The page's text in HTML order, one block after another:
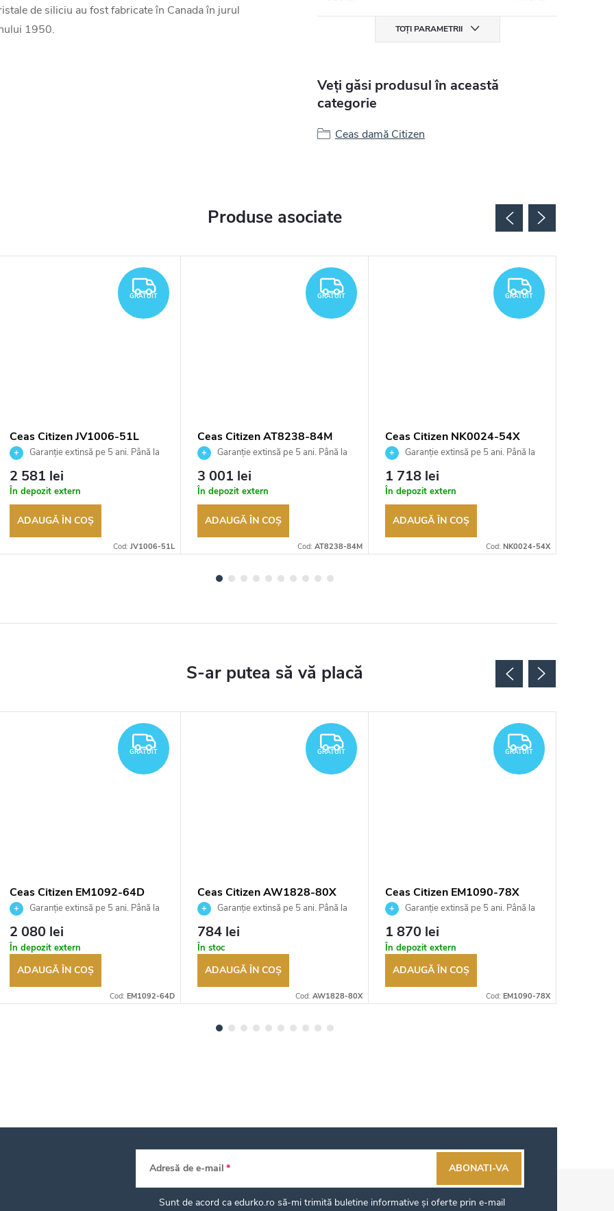
de siliciu au fost fabricate în Canada în jurul
1950.
TOȚI PARAMETRII
Veți găsi produsul în această
categorie
Ceas damă Citizen
Produse asociate
GRATUIT
GRATUIT
Ceas Citizen JV1006-51L
Garanție extinsă pe 5 ani. Până la
100 de zile pentru returnarea
bunurilor. Vânzător autorizat
2 581 lei
În depozit extern
ADAUGĂ ÎN COŞ
Cod: JV1006-51L
GRATUIT
GRATUIT
Ceas Citizen AT8238-84M
Garanție extinsă pe 5 ani. Până la
100 de zile pentru returnarea
bunurilor. Vânzător autorizat
3 001 lei
În depozit extern
ADAUGĂ ÎN COŞ
Cod: AT8238-84M
GRATUIT
GRATUIT
Ceas Citizen NK0024-54X
Garanție extinsă pe 5 ani. Până la
100 de zile pentru returnarea
bunurilor. Vânzător autorizat
1 718 lei
În depozit extern
ADAUGĂ ÎN COŞ
Cod: NK0024-54X
GRATUIT
GRATUIT
Ceas Citizen EM1092-64D
Garanție extinsă pe 5 ani. Până la
100 de zile pentru returnarea
bunurilor. Vânzător autorizat
2 080 lei
În depozit extern
ADAUGĂ ÎN COŞ
Cod: EM1092-64D
GRATUIT
GRATUIT
Ceas Citizen AW1828-80X
Garanție extinsă pe 5 ani. Până la
100 de zile pentru returnarea
bunurilor. Vânzător autorizat
784 lei
În stoc
ADAUGĂ ÎN COŞ
Cod: AW1828-80X
GRATUIT
GRATUIT
Ceas Citizen EM1090-78X
Garanție extinsă pe 5 ani. Până la
100 de zile pentru returnarea
bunurilor. Vânzător autorizat
1 870 lei
În depozit extern
ADAUGĂ ÎN COŞ
Cod: EM1090-78X
Adresă de e-mail
Sunt de acord ca edurko.ro să-mi trimită buletine informative și oferte prin e-mail
ABONATI-VA